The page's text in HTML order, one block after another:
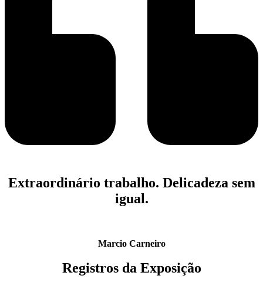
Extraordinário trabalho. Delicadeza sem
igual.
Marcio Carneiro
Registros da Exposição